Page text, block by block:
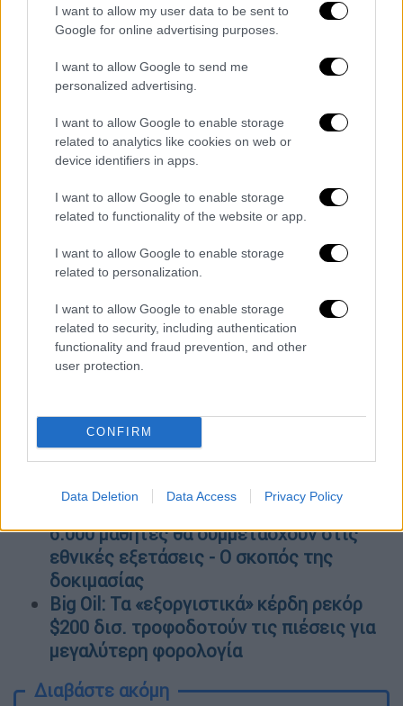
I want to allow my user data to be sent to
Google for online advertising purposes.
I want to allow Google to send me
personalized advertising.
I want to allow Google to enable storage
related to analytics like cookies on web or
device identifiers in apps.
I want to allow Google to enable storage
related to functionality of the website or app.
I want to allow Google to enable storage
related to personalization.
I want to allow Google to enable storage
related to security, including authentication
functionality and fraud prevention, and other
user protection.
CONFIRM
Data Deletion Data Access Privacy Policy
Δεν είναι η πρώτη φορά που το«La La Land»
επεκτείνεται πέρα από τη μεγάλη οθόνη.
Μια συναυλιακή εκδοχή της ταινίας
παρουσιάζεται σε περιοδεία σε όλο τον
ΟΛΕΣ ΟΙ ΕΙΔΗΣΕΙΣ
οφείλεται η «αρμονική κατάρρευση» των
κτιρίων σε Τουρκία και Συρία - Ειδικός
εξηγεί πώς έπεσαν σαν χαρτόκουτα
Άρθρο «φωτιά» της Washington Post για
τα μπαλόνια της Κίνας: Οι ΗΠΑ
πιστεύουν πως είναι μέσο παγκόσμιας
κατασκοπείας
Σάλος με το φιλί της Τζιλ Μπάιντεν
στόμα - Η κίνηση που πυροδότησε... τις
φήμες
Πέθανε ο βουλευτής Χανίων της ΝΔ,
Μανούσος Βολουδάκης
Έρχεται η ώρα για την «Ελληνική Pisa»:
6.000 μαθητές θα συμμετάσχουν στις
εθνικές εξετάσεις - Ο σκοπός της
δοκιμασίας
Big Oil: Τα «εξοργιστικά» κέρδη ρεκόρ
$200 δισ. τροφοδοτούν τις πιέσεις για
μεγαλύτερη φορολογία
Διαβάστε ακόμη